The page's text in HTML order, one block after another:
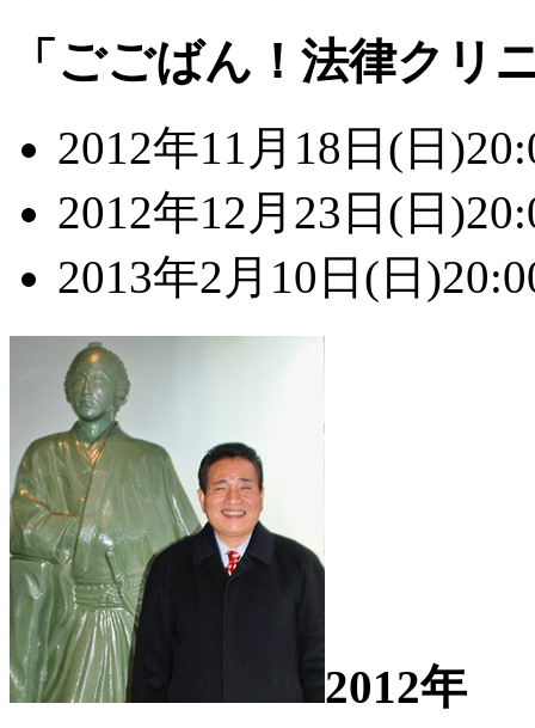
「ごごばん！法律クリ
2012年11月18日(日
2012年12月23日(日
2013年2月10日(日
2012年